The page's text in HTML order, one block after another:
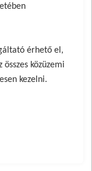
érhető el,
közüzemi
kezelni.